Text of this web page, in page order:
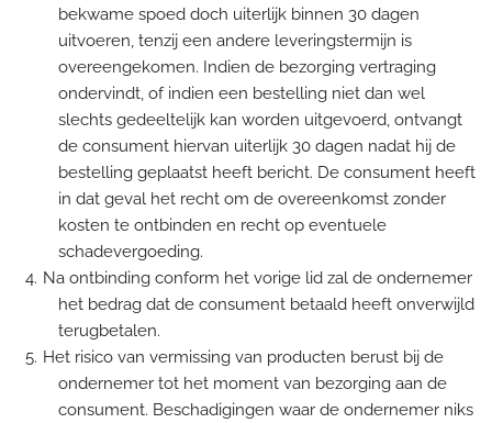
bekwame spoed doch uiterlijk binnen 30 dagen
uitvoeren, tenzij een andere leveringstermijn is
overeengekomen. Indien de bezorging vertraging
ondervindt, of indien een bestelling niet dan wel
slechts gedeeltelijk kan worden uitgevoerd, ontvangt
de consument hiervan uiterlijk 30 dagen nadat hij de
bestelling geplaatst heeft bericht. De consument heeft
in dat geval het recht om de overeenkomst zonder
kosten te ontbinden en recht op eventuele
schadevergoeding.
Na ontbinding conform het vorige lid zal de ondernemer
het bedrag dat de consument betaald heeft onverwijld
terugbetalen.
Het risico van vermissing van producten berust bij de
ondernemer tot het moment van bezorging aan de
consument. Beschadigingen waar de ondernemer niks